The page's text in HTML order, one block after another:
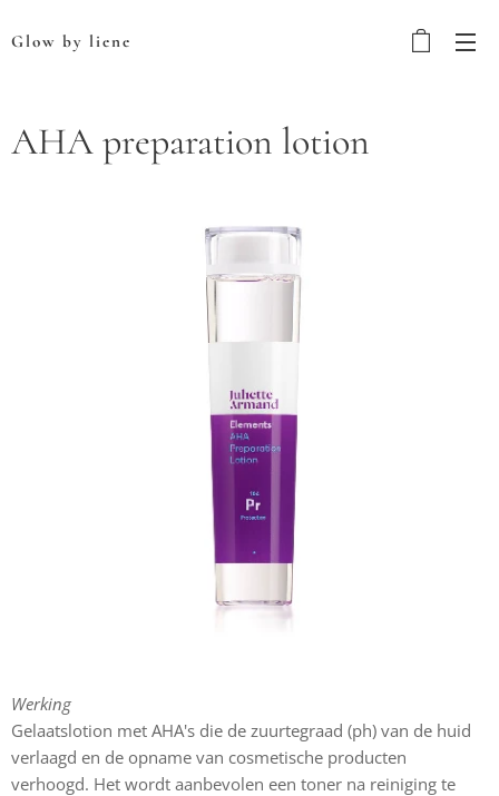
Glow by liene
AHA preparation lotion
Werking
Gelaatslotion met AHA's die de zuurtegraad (ph) van de huid
verlaagd en de opname van cosmetische producten
verhoogd. Het wordt aanbevolen een toner na reiniging te